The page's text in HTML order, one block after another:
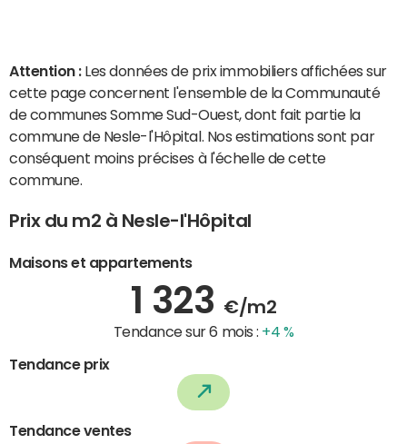
Attention : Les données de prix immobiliers affichées sur
cette page concernent l'ensemble de la Communauté
de communes Somme Sud-Ouest, dont fait partie la
commune de Nesle-l'Hôpital. Nos estimations sont par
conséquent moins précises à l'échelle de cette
commune.
Prix du m2 à Nesle-l'Hôpital
Maisons et appartements
1 323 €/m2
Tendance sur 6 mois : +4 %
Tendance prix
Tendance ventes